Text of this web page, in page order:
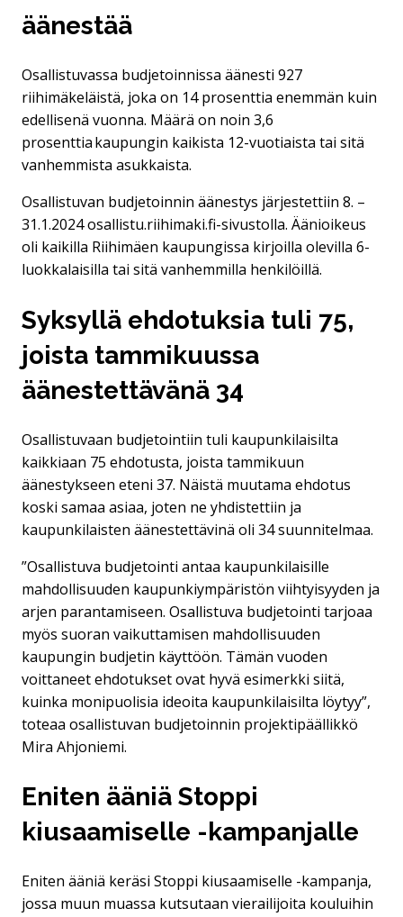
äänestää
Osallistuvassa budjetoinnissa äänesti 927
riihimäkeläistä, joka on 14 prosenttia enemmän kuin
edellisenä vuonna. Määrä on noin 3,6
prosenttia kaupungin kaikista 12-vuotiaista tai sitä
vanhemmista asukkaista.
Osallistuvan budjetoinnin äänestys järjestettiin 8. –
31.1.2024 osallistu.riihimaki.fi-sivustolla. Äänioikeus
oli kaikilla Riihimäen kaupungissa kirjoilla olevilla 6-
luokkalaisilla tai sitä vanhemmilla henkilöillä.
Syksyllä ehdotuksia tuli 75,
joista tammikuussa
äänestettävänä 34
Osallistuvaan budjetointiin tuli kaupunkilaisilta
kaikkiaan 75 ehdotusta, joista tammikuun
äänestykseen eteni 37. Näistä muutama ehdotus
koski samaa asiaa, joten ne yhdistettiin ja
kaupunkilaisten äänestettävinä oli 34 suunnitelmaa.
”Osallistuva budjetointi antaa kaupunkilaisille
mahdollisuuden kaupunkiympäristön viihtyisyyden ja
arjen parantamiseen. Osallistuva budjetointi tarjoaa
myös suoran vaikuttamisen mahdollisuuden
kaupungin budjetin käyttöön. Tämän vuoden
voittaneet ehdotukset ovat hyvä esimerkki siitä,
kuinka monipuolisia ideoita kaupunkilaisilta löytyy”,
toteaa osallistuvan budjetoinnin projektipäällikkö
Mira Ahjoniemi.
Eniten ääniä Stoppi
kiusaamiselle -kampanjalle
Eniten ääniä keräsi Stoppi kiusaamiselle -kampanja,
jossa muun muassa kutsutaan vierailijoita kouluihin